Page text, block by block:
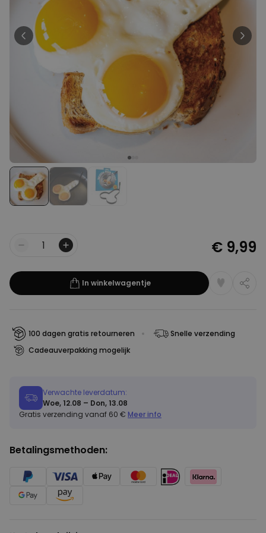
Personaliseerbaar
Gepersonaliseerde boxershort
met gezicht en tekst
Meer dan
11.600
gekocht
Personaliseerbaar
Gepersonaliseerde boxershort
met rits ontwerp
Meer dan
29,99 €
Gepersonaliseerde
Geurhanger set van 2
19,99 €
€ 9,99
In winkelwagentje
100 dagen gratis retourneren
Snelle verzending
Cadeauverpakking mogelijk
Verwachte leverdatum:
Woe, 12.08 – Don, 13.08
Gratis verzending vanaf 60 € Meer info
Betalingsmethoden: